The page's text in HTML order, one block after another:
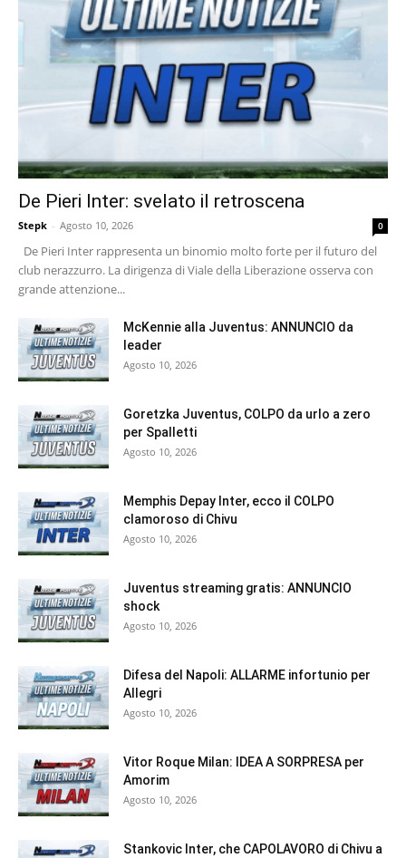
De Pieri Inter: svelato il retroscena
Stepk - Agosto 10, 2026 0
De Pieri Inter rappresenta un binomio molto forte per il futuro del
club nerazzurro. La dirigenza di Viale della Liberazione osserva con
grande attenzione...
McKennie alla Juventus: ANNUNCIO da
leader
Agosto 10, 2026
Goretzka Juventus, COLPO da urlo a zero
per Spalletti
Agosto 10, 2026
Memphis Depay Inter, ecco il COLPO
clamoroso di Chivu
Agosto 10, 2026
Juventus streaming gratis: ANNUNCIO
shock
Agosto 10, 2026
Difesa del Napoli: ALLARME infortunio per
Allegri
Agosto 10, 2026
Vitor Roque Milan: IDEA A SORPRESA per
Amorim
Agosto 10, 2026
Stankovic Inter, che CAPOLAVORO di Chivu a